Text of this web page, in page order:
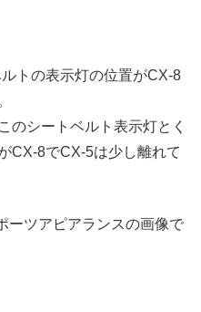
トの表示灯の位置がCX-8
のシートベルト表示灯とく
CX-8でCX-5は少し離れて
ーツアピアランスの画像で